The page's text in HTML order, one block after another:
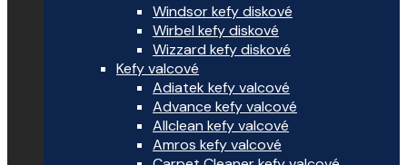
Windsor kefy diskové
Wirbel kefy diskové
Wizzard kefy diskové
Kefy valcové
Adiatek kefy valcové
Advance kefy valcové
Allclean kefy valcové
Amros kefy valcové